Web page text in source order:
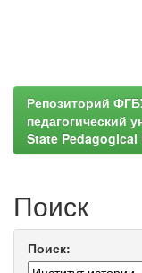
Репозиторий
педагогический
State
Поиск
Поиск: